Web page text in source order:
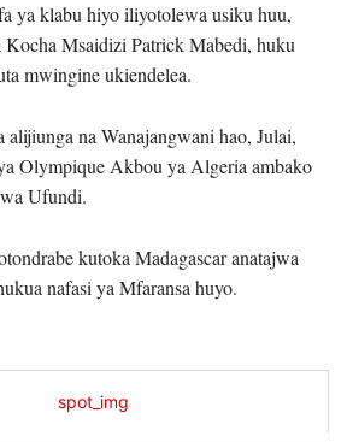
ya klabu hiyo iliyotolewa usiku huu,
Msaidizi Patrick Mabedi, huku
mwingine ukiendelea.
alijiunga na Wanajangwani hao, Julai,
Olympique Akbou ya Algeria ambako
Ufundi.
kutoka Madagascar anatajwa
nafasi ya Mfaransa huyo.